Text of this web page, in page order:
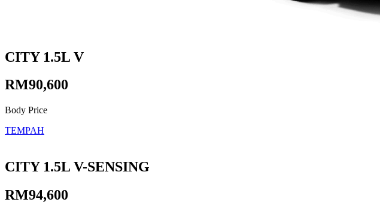
CITY 1.5L V
RM90,600
Body Price
TEMPAH
CITY 1.5L V-SENSING
RM94,600